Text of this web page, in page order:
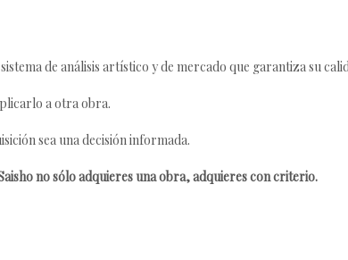
de análisis artístico y de mercado que garantiza su
a otra obra.
sea una decisión informada.
no sólo adquieres una obra, adquieres con criterio.